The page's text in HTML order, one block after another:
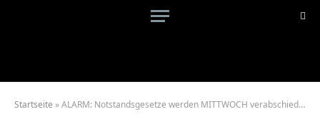
Startseite »ALARM: Notstandsgesetze werden MITTWOCH verabschiedet – und Massenimpfung noch vor Weihnachten?